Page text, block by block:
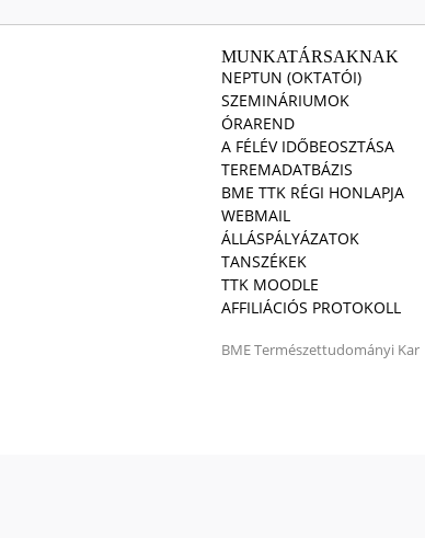
MUNKATÁRSAKNAK
NEPTUN (OKTATÓI)
SZEMINÁRIUMOK
ÓRAREND
A FÉLÉV IDŐBEOSZTÁSA
TEREMADATBÁZIS
BME TTK RÉGI HONLAPJA
WEBMAIL
ÁLLÁSPÁLYÁZATOK
TANSZÉKEK
TTK MOODLE
AFFILIÁCIÓS PROTOKOLL
BMETermészettudományi Kar